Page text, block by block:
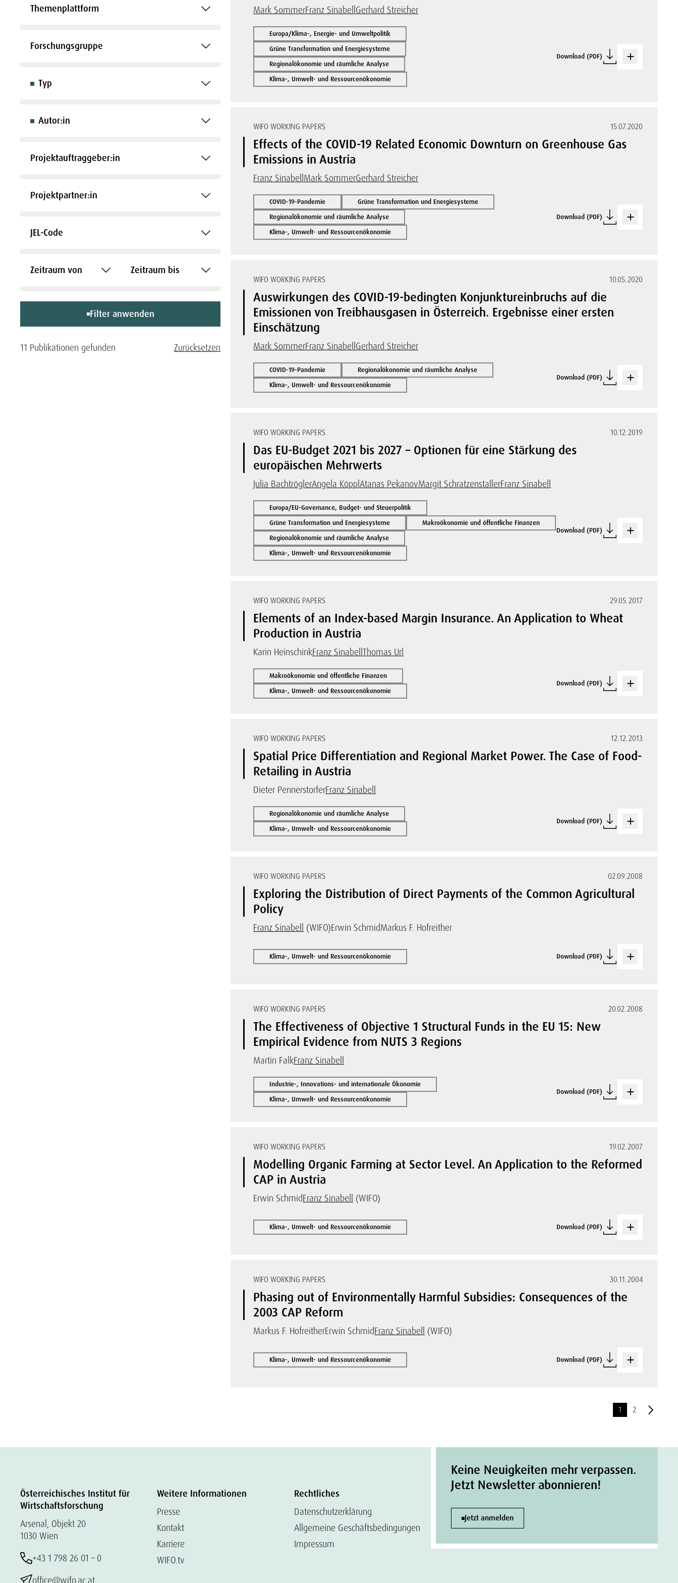
Themenplattform
Forschungsgruppe
Typ
Autor:in
Projektauftraggeber:in
Projektpartner:in
JEL-Code
Zeitraum von Zeitraum bis
Filter anwenden
11 Publikationen gefunden Zurücksetzen
Mark SommerFranz Sinabell Gerhard Streicher
Europa/Klima-, Energie- und Umweltpolitik
Grüne Transformation und Energiesysteme
Regionalökonomie und räumliche Analyse
Klima-, Umwelt- und Ressourcenökonomie
Download (PDF)
WIFO WORKING PAPERS 15.07.2020
Effects of the COVID-19 Related Economic Downturn on Greenhouse Gas
Emissions in Austria
Franz Sinabell Mark SommerGerhard Streicher
COVID-19-Pandemie
Grüne Transformation und Energiesysteme
Regionalökonomie und räumliche Analyse
Klima-, Umwelt- und Ressourcenökonomie
Download (PDF)
WIFO WORKING PAPERS 10.05.2020
Auswirkungen des COVID-19-bedingten Konjunktureinbruchs auf die
Emissionen von Treibhausgasen in Österreich. Ergebnisse einer ersten
Einschätzung
Mark SommerFranz Sinabell Gerhard Streicher
COVID-19-Pandemie
Regionalökonomie und räumliche Analyse
Klima-, Umwelt- und Ressourcenökonomie
Download (PDF)
WIFO WORKING PAPERS 10.12.2019
Das EU-Budget 2021 bis 2027 – Optionen für eine Stärkung des
europäischen Mehrwerts
Julia BachtröglerAngela KöpplAtanas PekanovMargit SchratzenstallerFranz Sinabell
Europa/EU-Governance, Budget- und Steuerpolitik
Grüne Transformation und Energiesysteme
Makroökonomie und öffentliche Finanzen
Regionalökonomie und räumliche Analyse
Klima-, Umwelt- und Ressourcenökonomie
Download (PDF)
WIFO WORKING PAPERS 29.05.2017
Elements of an Index-based Margin Insurance. An Application to Wheat
Production in Austria
Karin HeinschinkFranz SinabellThomas Url
Makroökonomie und öffentliche Finanzen
Klima-, Umwelt- und Ressourcenökonomie
Download (PDF)
WIFO WORKING PAPERS 12.12.2013
Spatial Price Differentiation and Regional Market Power. The Case of Food-
Retailing in Austria
Dieter PennerstorferFranz Sinabell
Regionalökonomie und räumliche Analyse
Klima-, Umwelt- und Ressourcenökonomie
Download (PDF)
WIFO WORKING PAPERS 02.09.2008
Exploring the Distribution of Direct Payments of the Common Agricultural
Policy
Franz Sinabell (WIFO)Erwin SchmidMarkus F. Hofreither
Klima-, Umwelt- und Ressourcenökonomie Download (PDF)
WIFO WORKING PAPERS 20.02.2008
The Effectiveness of Objective 1 Structural Funds in the EU 15: New
Empirical Evidence from NUTS 3 Regions
Martin FalkFranz Sinabell
Industrie-, Innovations- und internationale Ökonomie
Klima-, Umwelt- und Ressourcenökonomie
Download (PDF)
WIFO WORKING PAPERS 19.02.2007
Modelling Organic Farming at Sector Level. An Application to the Reformed
CAP in Austria
Erwin SchmidFranz Sinabell (WIFO)
Klima-, Umwelt- und Ressourcenökonomie Download (PDF)
WIFO WORKING PAPERS 30.11.2004
Phasing out of Environmentally Harmful Subsidies: Consequences of the
2003 CAP Reform
Markus F. HofreitherErwin SchmidFranz Sinabell (WIFO)
Klima-, Umwelt- und Ressourcenökonomie Download (PDF)
1 2
Österreichisches Institut für
Wirtschaftsforschung
Arsenal, Objekt 20
1030 Wien
+43 1 798 26 01 – 0
office@wifo.ac.at
Weitere Informationen
Presse
Kontakt
Karriere
WIFO.tv
Rechtliches
Datenschutzerklärung
Allgemeine Geschäftsbedingungen
Impressum
Keine Neuigkeiten mehr verpassen.
Jetzt Newsletter abonnieren!
Jetzt anmelden